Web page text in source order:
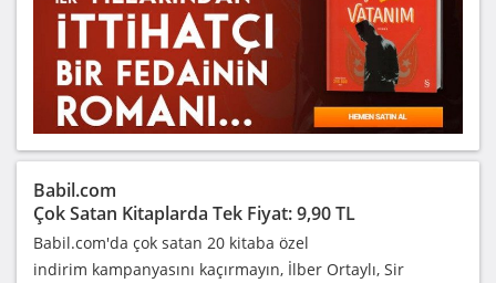
Babil.com
Çok Satan Kitaplarda Tek Fiyat: 9,90 TL
Babil.com'da çok satan 20 kitaba özel
indirim kampanyasını kaçırmayın, İlber Ortaylı, Sir